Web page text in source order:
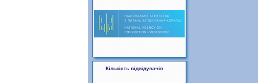
Кількість відвідувачів